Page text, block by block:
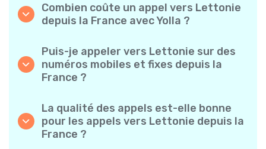
Combien coûte un appel vers Lettonie
depuis la France avec Yolla ?
abordables pour les appels vers Lettonie.
Consultez simplement les tarifs les plus
récents dans l’application — sans frais
cachés, sans mauvaise surprise.
Puis-je appeler vers Lettonie sur des
numéros mobiles et fixes depuis la
France ?
vers des téléphones mobiles et des lignes
fixes vers Lettonie en toute simplicité.
La qualité des appels est-elle bonne
pour les appels vers Lettonie depuis la
France ?